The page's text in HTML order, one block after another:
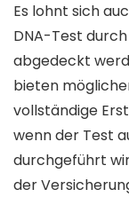
Es lohnt sich
DNA-Test
abgedeckt
bieten
vollständige
wenn der Test
durchgeführt
der